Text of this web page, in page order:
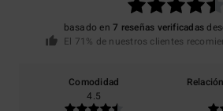
basado en7 reseñas verificadas
El 71% de nuestros clientes
Comodidad
4.5